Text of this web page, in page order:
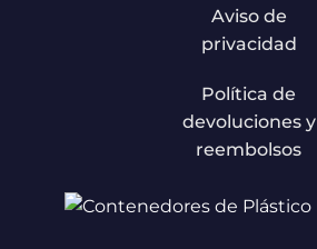
Aviso de
privacidad
Política de
devoluciones y
reembolsos